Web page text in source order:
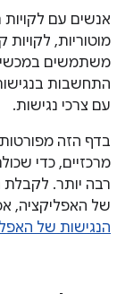
אנשים עם לקויות
מוטוריות, לקויות
התחשבות
עם צרכי נגישות.
בדף הזה
מרכזיים, כדי
רבה יותר. לקבלת
של האפליקציה,
הנגישות של